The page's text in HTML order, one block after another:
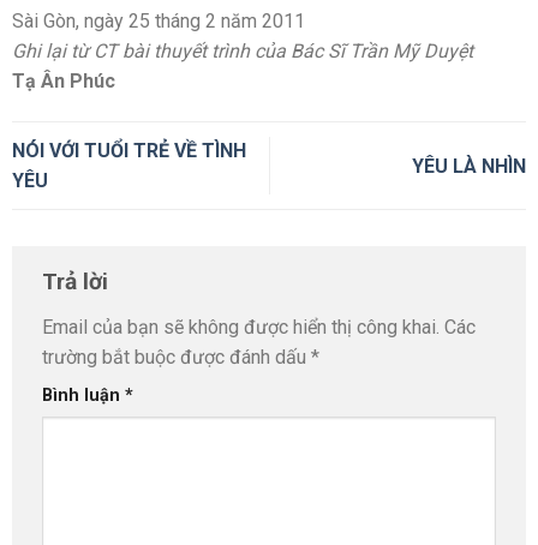
Sài Gòn, ngày 25 tháng 2 năm 2011
Ghi lại từ CT bài thuyết trình của Bác Sĩ Trần Mỹ Duyệt
Tạ Ân Phúc
NÓI VỚI TUỔI TRẺ VỀ TÌNH
YÊU
YÊU LÀ NHÌN
Trả lời
Email của bạn sẽ không được hiển thị công khai. Các
trường bắt buộc được đánh dấu *
Bình luận *